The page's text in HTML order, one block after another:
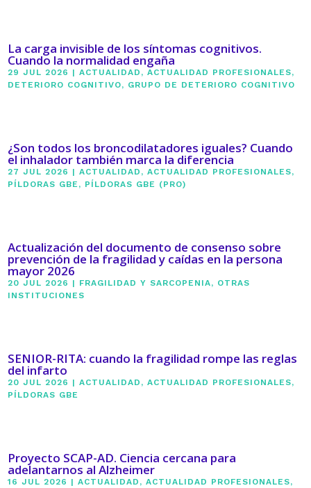
La carga invisible de los síntomas cognitivos.
Cuando la normalidad engaña
29 JUL 2026 |ACTUALIDAD ,ACTUALIDAD PROFESIONALES,
DETERIORO COGNITIVO, GRUPO DE DETERIORO COGNITIVO
¿Son todos los broncodilatadores iguales? Cuando
el inhalador también marca la diferencia
27 JUL 2026 |ACTUALIDAD ,ACTUALIDAD PROFESIONALES,
PÍLDORAS GBE , PÍLDORAS GBE (PRO)
Actualización del documento de consenso sobre
prevención de la fragilidad y caídas en la persona
mayor 2026
20 JUL 2026 | FRAGILIDAD Y SARCOPENIA, OTRAS
INSTITUCIONES
SENIOR-RITA: cuando la fragilidad rompe las reglas
del infarto
20 JUL 2026 |ACTUALIDAD ,ACTUALIDAD PROFESIONALES,
PÍLDORAS GBE
Proyecto SCAP-AD. Ciencia cercana para
adelantarnos al Alzheimer
16 JUL 2026 |ACTUALIDAD ,ACTUALIDAD PROFESIONALES,